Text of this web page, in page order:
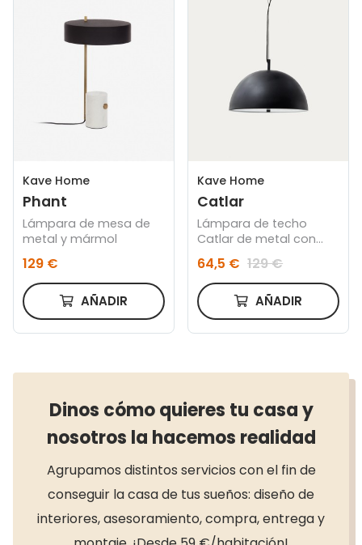
Kave Home
Phant
Lámpara de mesa de
metal y mármol
129 €
AÑADIR
Kave Home
Catlar
Lámpara de techo
Catlar de metal con
negro Ø 40 cm
64,5 € 129 €
AÑADIR
Dinos cómo quieres tu casa y
nosotros la hacemos realidad
Agrupamos distintos servicios con el fin de
conseguir la casa de tus sueños: diseño de
interiores, asesoramiento, compra, entrega y